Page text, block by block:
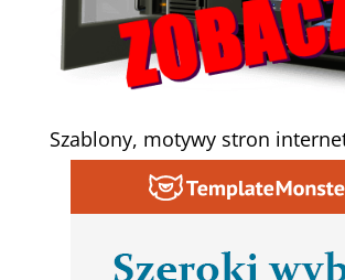
Szablony, motywy stron